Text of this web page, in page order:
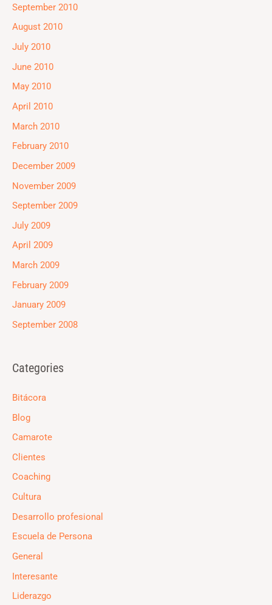
September 2010
August 2010
July 2010
June 2010
May 2010
April 2010
March 2010
February 2010
December 2009
November 2009
September 2009
July 2009
April 2009
March 2009
February 2009
January 2009
September 2008
Categories
Bitácora
Blog
Camarote
Clientes
Coaching
Cultura
Desarrollo profesional
Escuela de Persona
General
Interesante
Liderazgo